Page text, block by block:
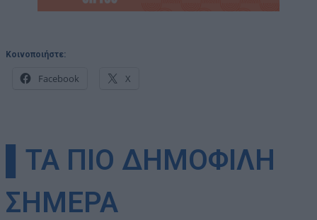
Κοινοποιήστε:
Facebook X
▌ΤΑ ΠΙΟ ΔΗΜΟΦΙΛΗ
ΣΗΜΕΡΑ